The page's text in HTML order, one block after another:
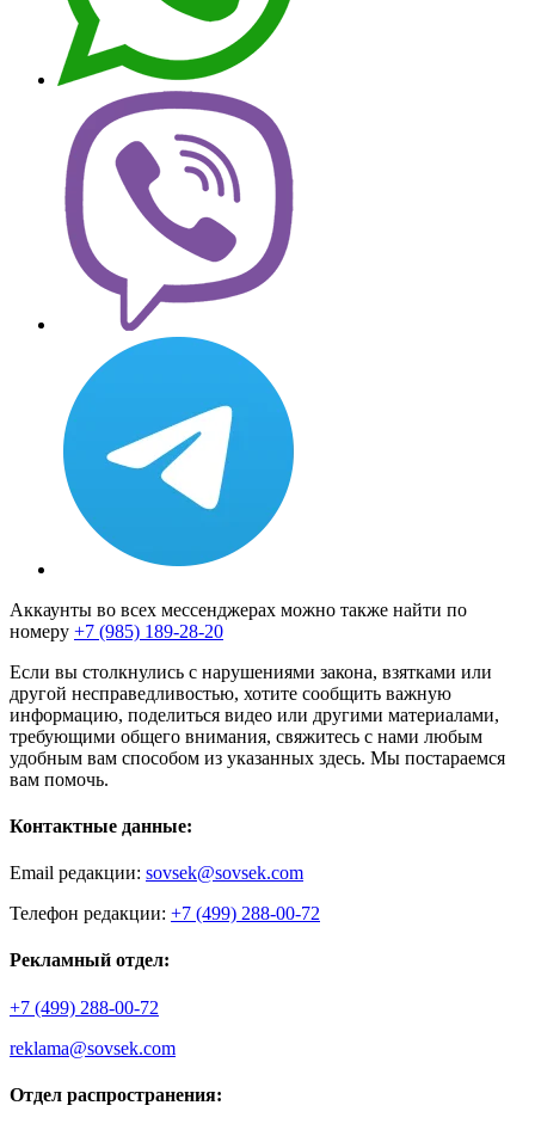
Аккаунты во всех мессенджерах можно также найти по
номеру +7 (985) 189-28-20
Если вы столкнулись с нарушениями закона, взятками или
другой несправедливостью, хотите сообщить важную
информацию, поделиться видео или другими материалами,
требующими общего внимания, свяжитесь с нами любым
удобным вам способом из указанных здесь. Мы постараемся
вам помочь.
Контактные данные:
Email редакции: sovsek@sovsek.com
Телефон редакции: +7 (499) 288-00-72
Рекламный отдел:
+7 (499) 288-00-72
reklama@sovsek.com
Отдел распространения: